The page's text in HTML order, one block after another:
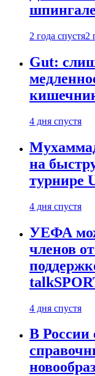
2 года спустя2
Gut:
4 дня спустя
на
турнире
4 дня спустя
УЕФА
членов
4 дня спустя
В России